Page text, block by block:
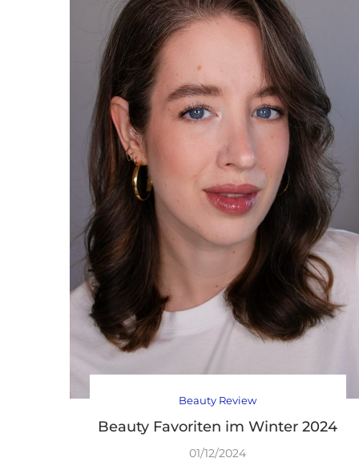
Beauty Review
Beauty Favoriten im Winter 2024
01/12/2024